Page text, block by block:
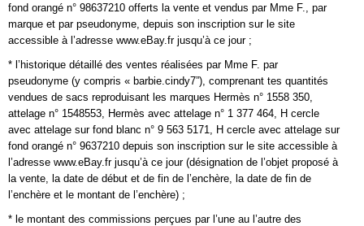
fond orangé n° 98637210 offerts la vente et vendus par Mme F., par
marque et par pseudonyme, depuis son inscription sur le site
accessible à l’adresse www.eBay.fr jusqu’à ce jour ;
* l’historique détaillé des ventes réalisées par Mme F. par
pseudonyme (y compris « barbie.cindy7”), comprenant tes quantités
vendues de sacs reproduisant les marques Hermès n° 1558 350,
attelage n° 1548553, Hermès avec attelage n° 1 377 464, H cercle
avec attelage sur fond blanc n° 9 563 5171, H cercle avec attelage sur
fond orangé n° 9637210 depuis son inscription sur le site accessible à
l’adresse www.eBay.fr jusqu’à ce jour (désignation de l’objet proposé à
la vente, la date de début et de fin de l’enchère, la date de fin de
l’enchère et le montant de l’enchère) ;
* le montant des commissions perçues par l’une au l’autre des